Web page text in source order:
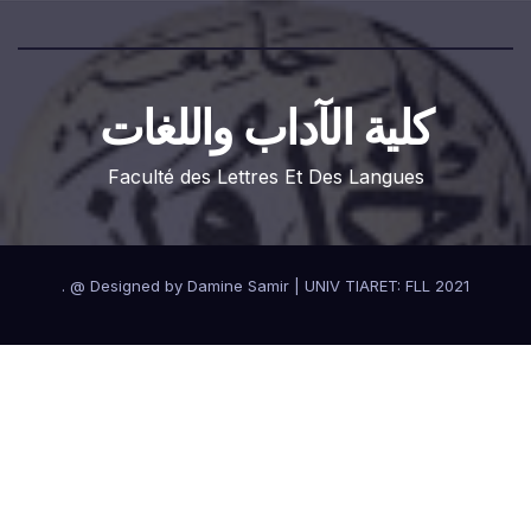
كلية الآداب واللغات
Faculté des Lettres Et Des Langues
Designed by Damine Samir|UNIV TIARET: FLL 2021 @
.